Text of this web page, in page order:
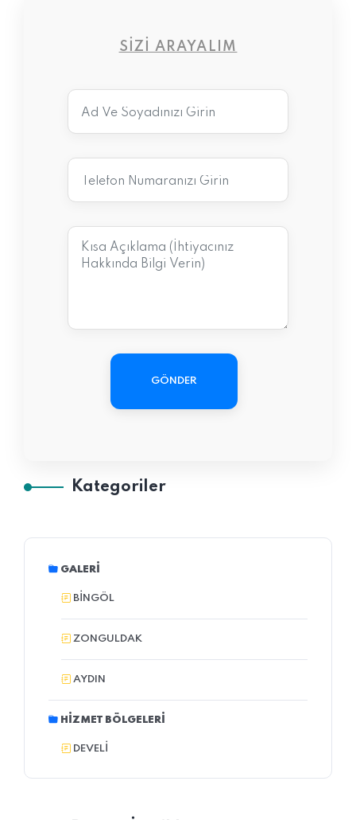
SIZI ARAYALIM
GÖNDER
Kategoriler
GALERI
BINGÖL
ZONGULDAK
AYDIN
HIZMET BÖLGELERI
DEVELI